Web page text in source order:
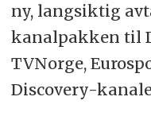
ny, langsiktig
kanalpakken til
TVNorge,
Discovery-